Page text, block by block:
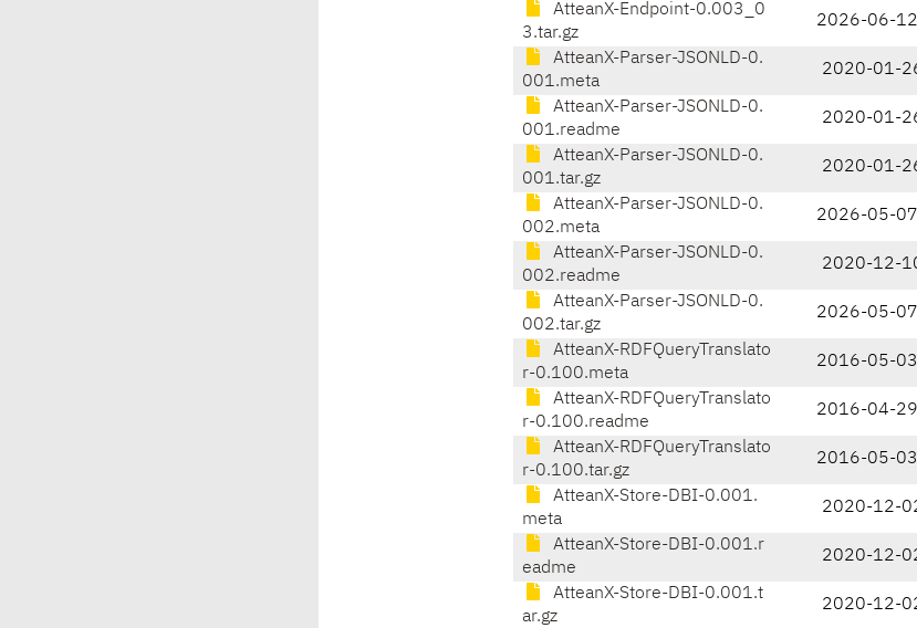
AtteanX-Endpoint-0.003_0
3.tar.gz
2026-06-12
AtteanX-Parser-JSONLD-0.
001.meta
2020-01-
AtteanX-Parser-JSONLD-0.
001.readme
2020-01-
AtteanX-Parser-JSONLD-0.
001.tar.gz
2020-01-
AtteanX-Parser-JSONLD-0.
002.meta
2026-05-07
AtteanX-Parser-JSONLD-0.
002.readme
2020-12-
AtteanX-Parser-JSONLD-0.
002.tar.gz
2026-05-07
AtteanX-RDFQueryTranslato
r-0.100.meta
2016-05-03
AtteanX-RDFQueryTranslato
r-0.100.readme
2016-04-29
AtteanX-RDFQueryTranslato
r-0.100.tar.gz
2016-05-03
AtteanX-Store-DBI-0.001.
meta
2020-12-
AtteanX-Store-DBI-0.001.r
eadme
2020-12-
AtteanX-Store-DBI-0.001.t
ar.gz
2020-12-